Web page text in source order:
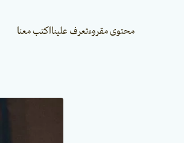
محتوى مقروءتعرف علينااكتب معنا